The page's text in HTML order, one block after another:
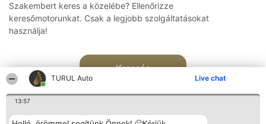
TURUL Auto Live chat
13:57
Szakembert keres a közelébe? Ellenőrizze
keresőmotorunkat. Csak a legjobb szolgáltatásokat
használja!
Keresés